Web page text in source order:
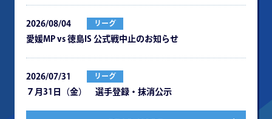
2026/08/04 リーグ
愛媛MP vs 徳島IS 公式戦中⽌のお知らせ
2026/07/31 リーグ
７月31日（金） 選手登録・抹消公示